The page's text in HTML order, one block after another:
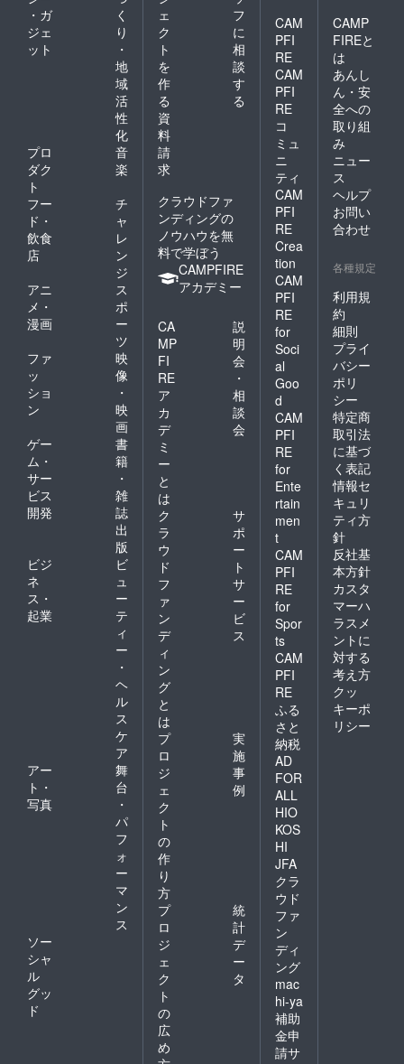
・ガ
ジェ
ット
く
り
・
地
域
活
性
化
プロ
ダク
ト
音
楽
フー
ド・
飲食
店
チ
ャ
レ
ン
ジ
アニ
メ・
漫画
ス
ポ
ー
ツ
ファ
ッ
ショ
ン
映
像
・
映
画
ゲー
ム・
サー
ビス
開発
書
籍
・
雑
誌
出
版
ビジ
ネ
ス・
起業
ビ
ュ
ー
テ
ィ
ー
・
ヘ
ル
ス
ケ
ア
アー
ト・
写真
舞
台
・
パ
フ
ォ
ー
マ
ン
ス
ソー
シャ
ル
グッ
ド
ェ
ク
ト
を
作
る
フ
に
相
談
す
る
資
料
請
求
クラウドファ
ンディングの
ノウハウを無
料で学ぼう
CAMPFIRE
アカデミー
CA
MP
FI
RE
ア
カ
デ
ミ
ー
と
は
説
明
会
・
相
談
会
ク
ラ
ウ
ド
フ
ァ
ン
デ
ィ
ン
グ
と
は
サ
ポ
ー
ト
サ
ー
ビ
ス
プ
ロ
ジ
ェ
ク
ト
の
作
り
方
実
施
事
例
プ
ロ
ジ
ェ
ク
ト
の
広
め
統
計
デ
ー
タ
CAM
PFI
RE
CAM
PFI
RE
コ
ミュ
ニ
ティ
CAM
PFI
RE
Crea
tion
CAM
PFI
RE
for
Soci
al
Goo
d
CAM
PFI
RE
for
Ente
rtain
men
t
CAM
PFI
RE
for
Spor
ts
CAM
PFI
RE
ふる
さと
納税
AD
FOR
ALL
HIO
KOS
HI
JFA
クラ
ウド
ファ
ン
ディ
ング
mac
hi-ya
補助
金申
請サ
CAMP
FIREと
は
あんし
ん・安
全への
取り組
み
ニュー
ス
ヘルプ
お問い
合わせ
各種規定
利用規
約
細則
プライ
バシー
ポリ
シー
特定商
取引法
に基づ
く表記
情報セ
キュリ
ティ方
針
反社基
本方針
カスタ
マーハ
ラスメ
ントに
対する
考え方
クッ
キーポ
リシー